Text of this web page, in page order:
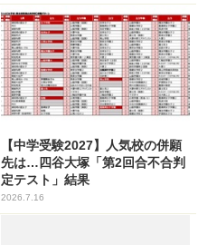
【中学受験2027】人気校の併願
先は…四谷大塚「第2回合不合判
定テスト」結果
2026.7.16